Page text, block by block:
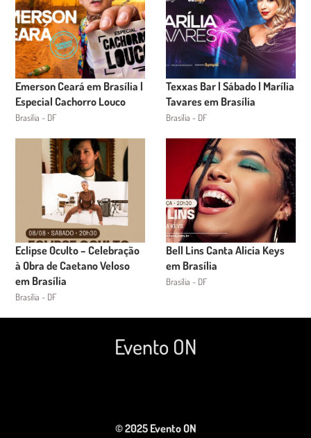
Emerson Ceará em Brasília |
Especial Cachorro Louco
Brasília - DF
Texxas Bar | Sábado | Marília
Tavares em Brasília
Brasília - DF
Eclipse Oculto – Celebração
à Obra de Caetano Veloso
em Brasília
Brasília - DF
Bell Lins Canta Alicia Keys
em Brasília
Brasília - DF
Evento ON
© 2025 Evento ON